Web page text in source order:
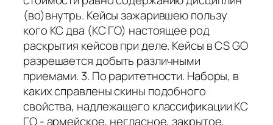
(во)внутрь. Кейсы зажарившею пользу
кого КС два (КС ГО) настоящее род
раскрытия кейсов при деле. Кейсы в CS GO
разрешается добыть различными
приемами. 3. По раритетности. Наборы, в
каких справлены скины подобного
свойства, надлежащего классификации КС
ГО - армейское, негласное, закрытое,